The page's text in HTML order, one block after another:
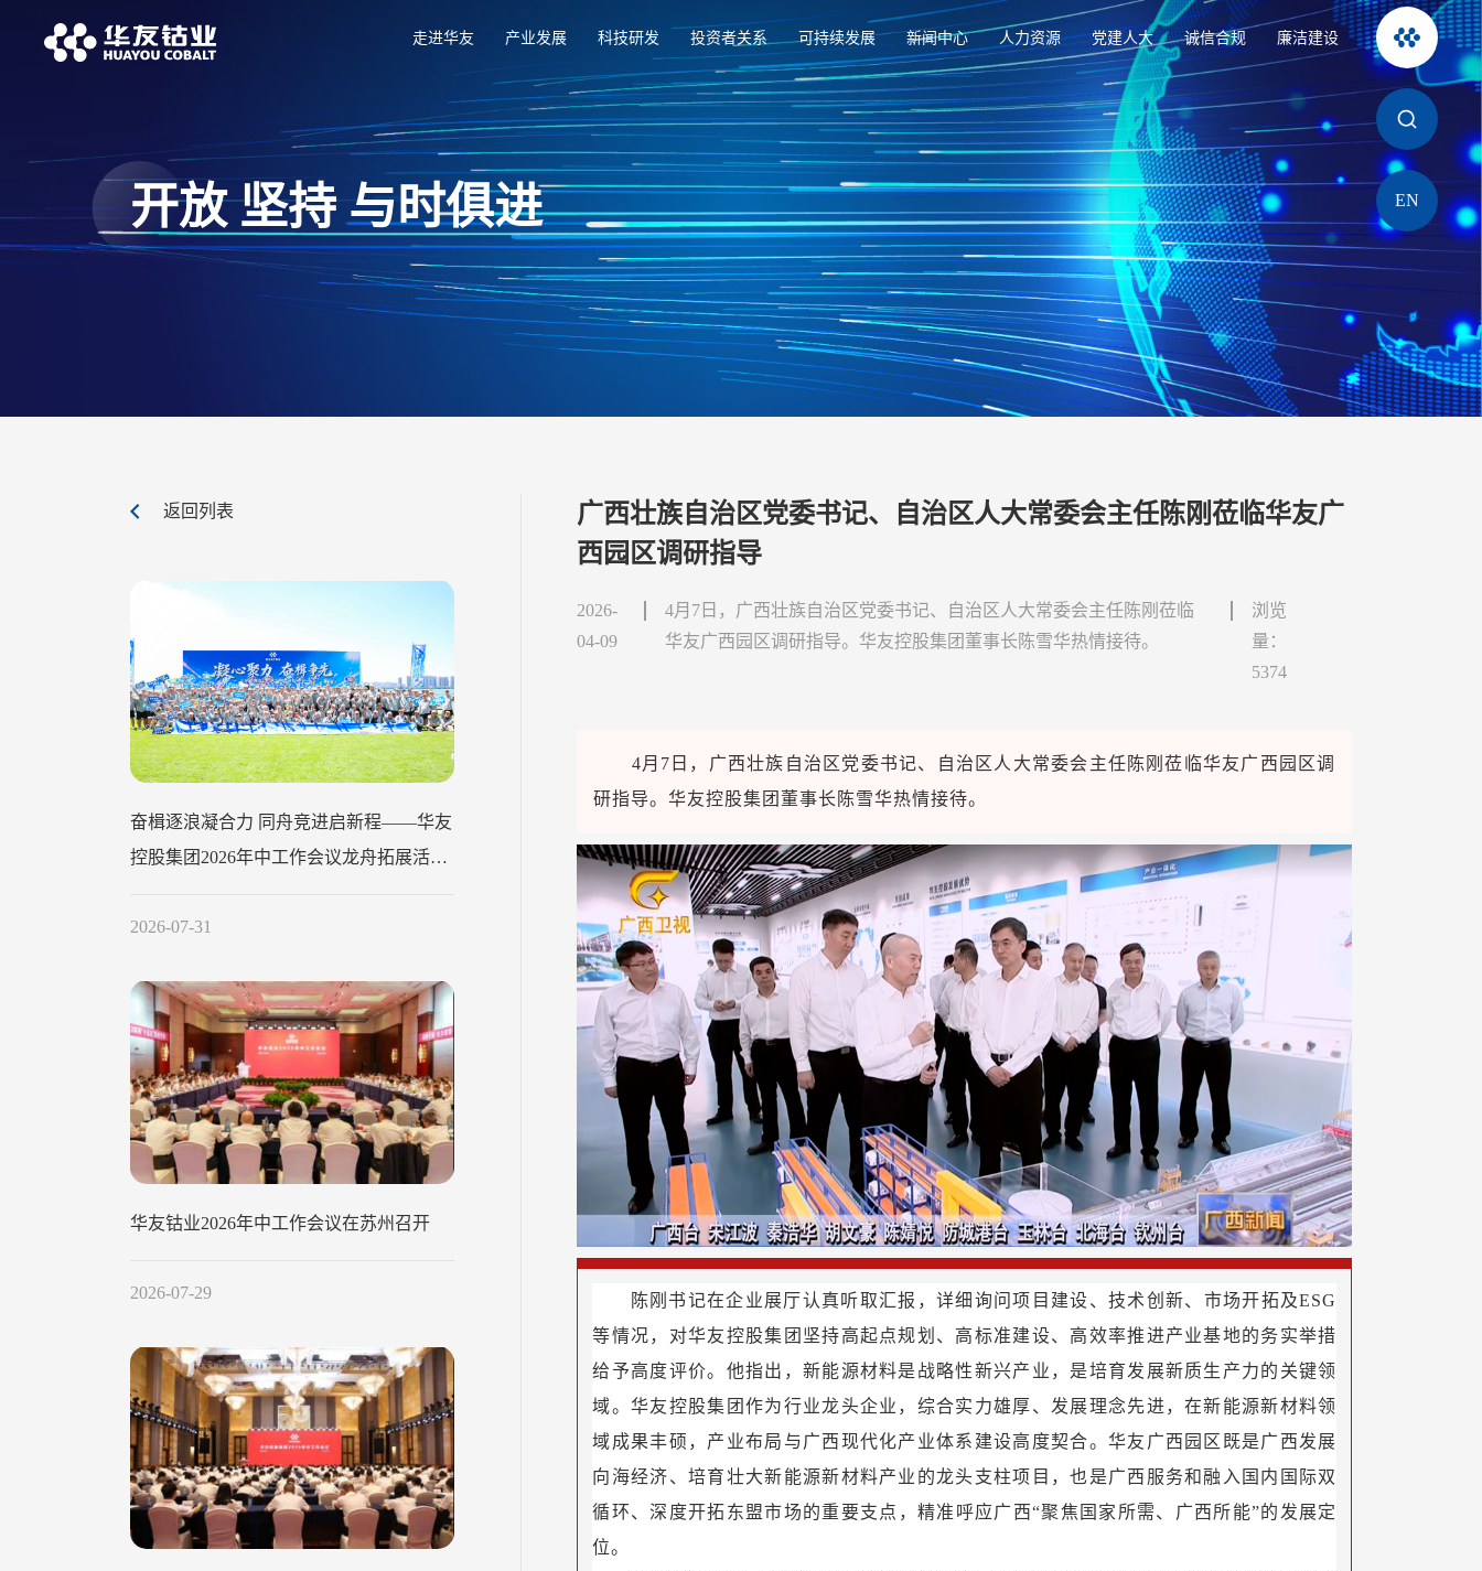
走进华友 产业发展 科技研发 投资者关系 可持续发展 新闻中心 人力资源 党建人大 诚信合规 廉洁建设
EN
开放 坚持 与时俱进
返回列表
奋楫逐浪凝合力 同舟竞进启新程——华友
控股集团2026年中工作会议龙舟拓展活动
2026-07-31
华友钴业2026年中工作会议在苏州召开
2026-07-29
广西壮族自治区党委书记、自治区人大常委会主任陈刚莅临华友广
西园区调研指导
2026-
04-09
4月7日，广西壮族自治区党委书记、自治区人大常委会主任陈刚莅临
华友广西园区调研指导。华友控股集团董事长陈雪华热情接待。
浏览
量：
5374
4月7日，广西壮族自治区党委书记、自治区人大常委会主任陈刚莅临华友广西园区调
研指导。华友控股集团董事长陈雪华热情接待。
陈刚书记在企业展厅认真听取汇报，详细询问项目建设、技术创新、市场开拓及ESG
等情况，对华友控股集团坚持高起点规划、高标准建设、高效率推进产业基地的务实举措
给予高度评价。他指出，新能源材料是战略性新兴产业，是培育发展新质生产力的关键领
域。华友控股集团作为行业龙头企业，综合实力雄厚、发展理念先进，在新能源新材料领
域成果丰硕，产业布局与广西现代化产业体系建设高度契合。华友广西园区既是广西发展
向海经济、培育壮大新能源新材料产业的龙头支柱项目，也是广西服务和融入国内国际双
循环、深度开拓东盟市场的重要支点，精准呼应广西“聚焦国家所需、广西所能”的发展定
位。